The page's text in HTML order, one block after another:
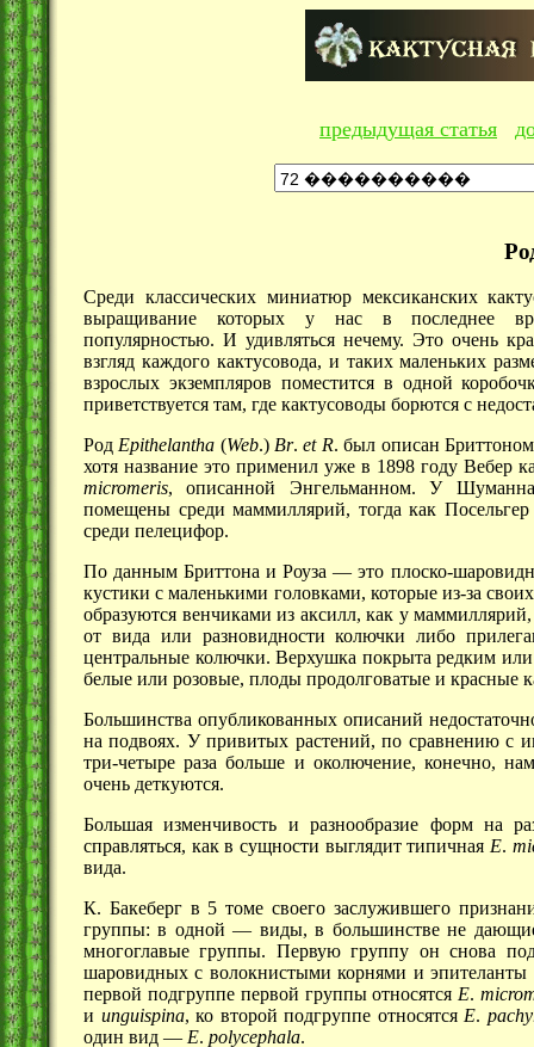
предыдущая статья
Среди классических миниатюр мексиканских
выращивание которых у нас в последнее
популярностью. И удивляться нечему. Это очень
взгляд каждого кактусовода, и таких маленьких
взрослых экземпляров поместится в одной
приветствуется там, где кактусоводы борются с
РодEpithelantha (Web.)Br.et R. был описан
хотя название это применил уже в 1898 году Вебер
micromeris, описанной Энгельманном. У
помещены среди маммиллярий, тогда как
среди пелецифор.
По данным Бриттона иРоуза — это плоско-
кустики с маленькими головками, которые из-за
образуются венчиками из аксилл, как у
от вида или разновидности колючки либо
центральные колючки. Верхушка покрыта редким
белые или розовые, плоды продолговатые и красные
Большинства опубликованных описаний
на подвоях. У привитых растений, по сравнению
три-четыре раза больше и околючение, конечно,
очень деткуются.
Большая изменчивость и разнообразие форм на
справляться, как в сущности выглядит типичнаяЕ.
вида.
К. Бакеберг в 5 томе своего заслужившего
группы: в одной — виды, в большинстве не
многоглавые группы. Первую группу он снова
шаровидных с волокнистыми корнями и
первой подгруппе первой группы относятсяЕ.
и unguispina, ко второй подгруппе относятсяЕ.
один вид — Е. polycephala.